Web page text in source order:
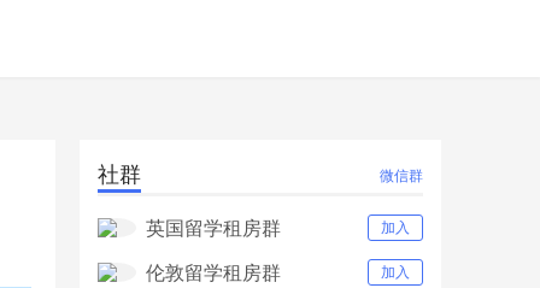
社群 微信群
英国留学租房群 加入
伦敦留学租房群 加入